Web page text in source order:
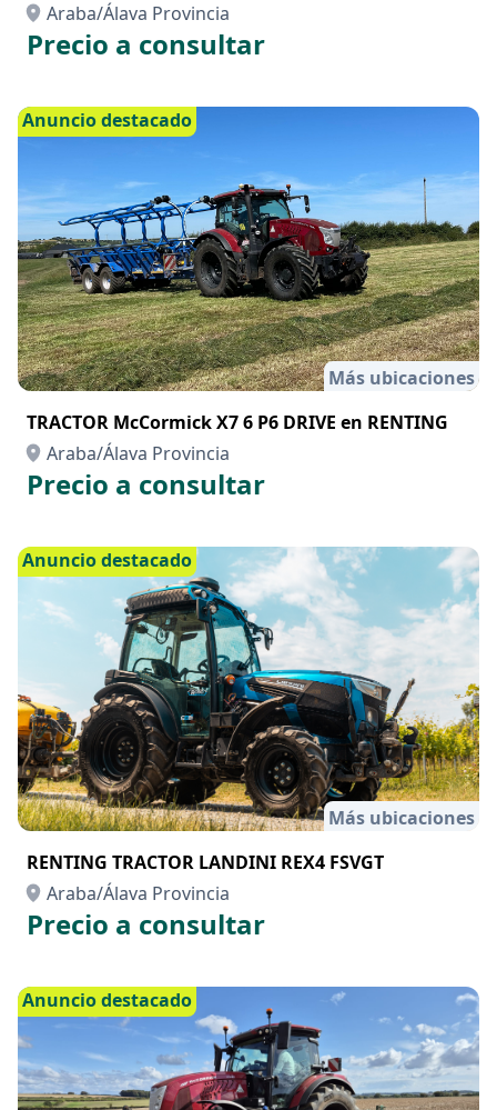
Araba/Álava Provincia
Precio a consultar
Anuncio destacado
Más ubicaciones
TRACTOR McCormick X7 6 P6 DRIVE en RENTING
Araba/Álava Provincia
Precio a consultar
Anuncio destacado
Más ubicaciones
RENTING TRACTOR LANDINI REX4 FSVGT
Araba/Álava Provincia
Precio a consultar
Anuncio destacado